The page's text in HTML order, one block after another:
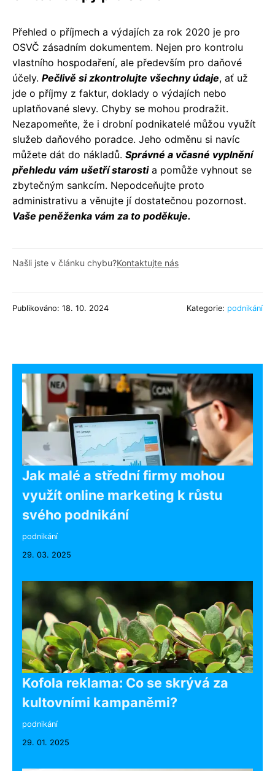
Přehled o příjmech a výdajích za rok 2020 je pro
OSVČ zásadním dokumentem. Nejen pro kontrolu
vlastního hospodaření, ale především pro daňové
účely. Pečlivě si zkontrolujte všechny údaje, ať už
jde o příjmy z faktur, doklady o výdajích nebo
uplatňované slevy. Chyby se mohou prodražit.
Nezapomeňte, že i drobní podnikatelé můžou využít
služeb daňového poradce. Jeho odměnu si navíc
můžete dát do nákladů. Správné a včasné vyplnění
přehledu vám ušetří starostia pomůže vyhnout se
zbytečným sankcím. Nepodceňujte proto
administrativu a věnujte jí dostatečnou pozornost.
Vaše peněženka vám za to poděkuje.
Našli jste v článku chybu?Kontaktujte nás
Publikováno: 18. 10. 2024 Kategorie: podnikání
Jak malé a střední firmy mohou
využít online marketing k růstu
svého podnikání
podnikání
29. 03. 2025
Kofola reklama: Co se skrývá za
kultovními kampaněmi?
podnikání
29. 01. 2025